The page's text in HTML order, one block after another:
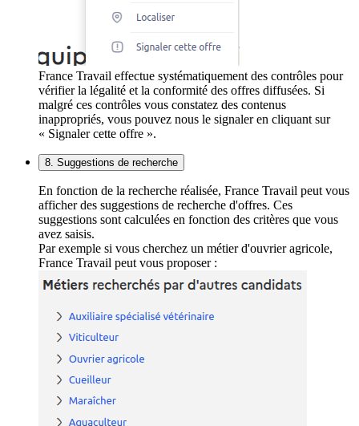
France Travail effectue systématiquement des contrôles pour
vérifier la légalité et la conformité des offres diffusées. Si
malgré ces contrôles vous constatez des contenus
inappropriés, vous pouvez nous le signaler en cliquant sur
« Signaler cette offre ».
8. Suggestions de recherche
En fonction de la recherche réalisée, France Travail peut vous
afficher des suggestions de recherche d'offres. Ces
suggestions sont calculées en fonction des critères que vous
avez saisis.
Par exemple si vous cherchez un métier d'ouvrier agricole,
France Travail peut vous proposer :